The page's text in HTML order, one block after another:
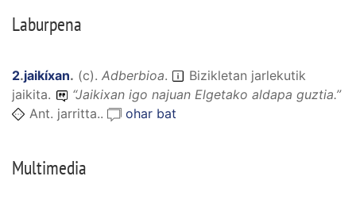
Laburpena
2.jaikíxan. (c). Adberbioa.
Bizikletan jarlekutik
jaikita.
“Jaikixan igo najuan Elgetako aldapa guztia.”
Ant. jarritta..
ohar bat
Multimedia